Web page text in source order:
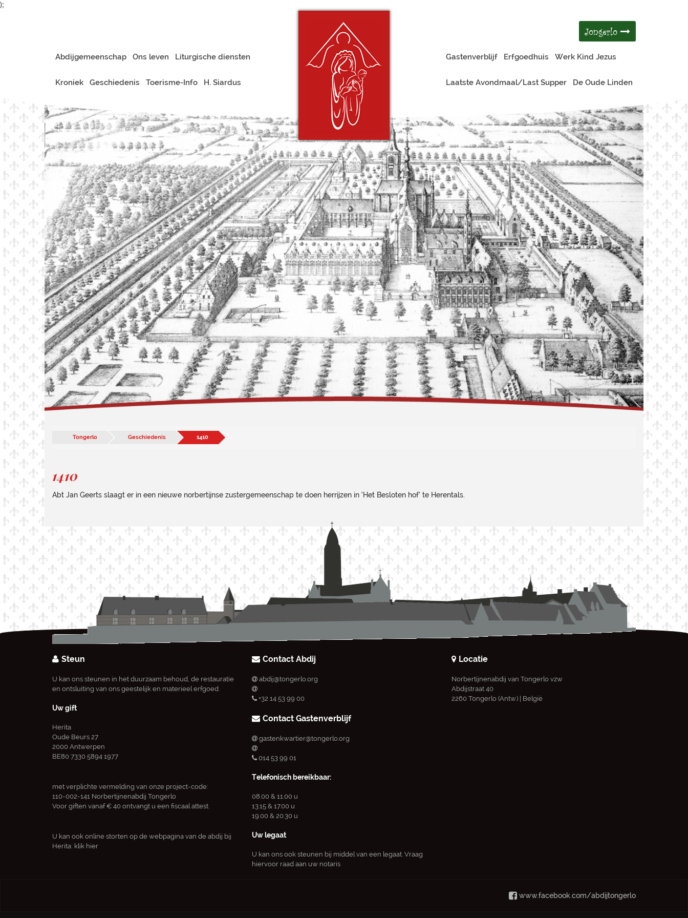
);
Jongerlo
Abdijgemeenschap Ons leven Liturgische diensten
Kroniek Geschiedenis Toerisme-Info H. Siardus
Gastenverblijf Erfgoedhuis Werk Kind Jezus
Laatste Avondmaal/Last Supper De Oude Linden
Tongerlo Geschiedenis 1410
1410
Abt Jan Geerts slaagt er in een nieuwe norbertijnse zustergemeenschap te doen herrijzen in ‘Het Besloten hof’ te Herentals.
Steun
U kan ons steunen in het duurzaam behoud, de restauratie
en ontsluiting van ons geestelijk en materieel erfgoed.
Uw gift
Herita
Oude Beurs 27
2000 Antwerpen
BE80 7330 5894 1977
met verplichte vermelding van onze project-code:
110-002-141 Norbertijnenabdij Tongerlo
Voor giften vanaf € 40 ontvangt u een fiscaal attest.
U kan ook online storten op de webpagina van de abdij bij
Herita: klik hier
Contact Abdij
abdij@tongerlo.org
+32 14 53 99 00
Contact Gastenverblijf
gastenkwartier@tongerlo.org
014 53 99 01
Telefonisch bereikbaar:
08.00 & 11.00 u
13.15 & 17.00 u
19.00 & 20.30 u
Uw legaat
U kan ons ook steunen bij middel van een legaat. Vraag
hiervoor raad aan uw notaris
Locatie
Norbertijnenabdij van Tongerlo vzw
Abdijstraat 40
2260 Tongerlo (Antw.) | België
www.facebook.com/abdijtongerlo